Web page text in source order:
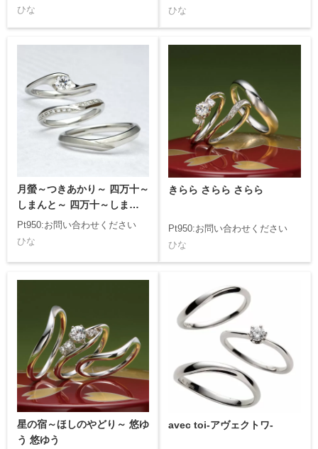
ひな
ひな
月螢～つきあかり～ 四万十～
しまんと～ 四万十～しまんと
～
Pt950:お問い合わせください
ひな
きらら さらら さらら
Pt950:お問い合わせください
ひな
星の宿～ほしのやどり～ 悠ゆ
う 悠ゆう
avec toi-アヴェクトワ-